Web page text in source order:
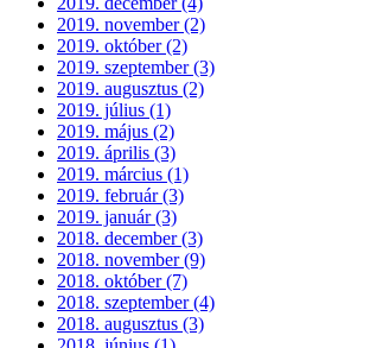
2019. november (2)
2019. október (2)
2019. szeptember (3)
2019. augusztus (2)
2019. július (1)
2019. május (2)
2019. április (3)
2019. március (1)
2019. február (3)
2019. január (3)
2018. december (3)
2018. november (9)
2018. október (7)
2018. szeptember (4)
2018. augusztus (3)